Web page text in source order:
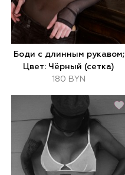
Боди с длинным рукавом;
Цвет: Чёрный (сетка)
180 BYN